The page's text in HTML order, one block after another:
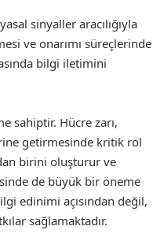
sinyaller aracılığıyla
ve onarımı süreçlerinde
bilgi iletimini
sahiptir. Hücre zarı,
getirmesinde kritik rol
birini oluşturur ve
de büyük bir öneme
edinimi açısından değil,
sağlamaktadır.